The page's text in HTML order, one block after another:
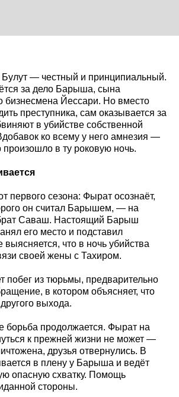
— честный и принципиальный.
за дело Барыша, сына
бизнесмена Йессари. Но вместо
преступника, сам оказывается за
в убийстве собственной
ко всему у него амнезия —
произошло в ту роковую ночь.
первого сезона: Фырат осознаёт,
он считал Барышем, — на
Саваш. Настоящий Барыш
его место и подставил
выясняется, что в ночь убийства
своей жены с Тахиром.
побег из тюрьмы, предварительно
в котором объясняет, что
выхода.
борьба продолжается. Фырат на
к прежней жизни не может —
друзья отвернулись. В
в плену у Барыша и ведёт
опасную схватку. Помощь
стороны.